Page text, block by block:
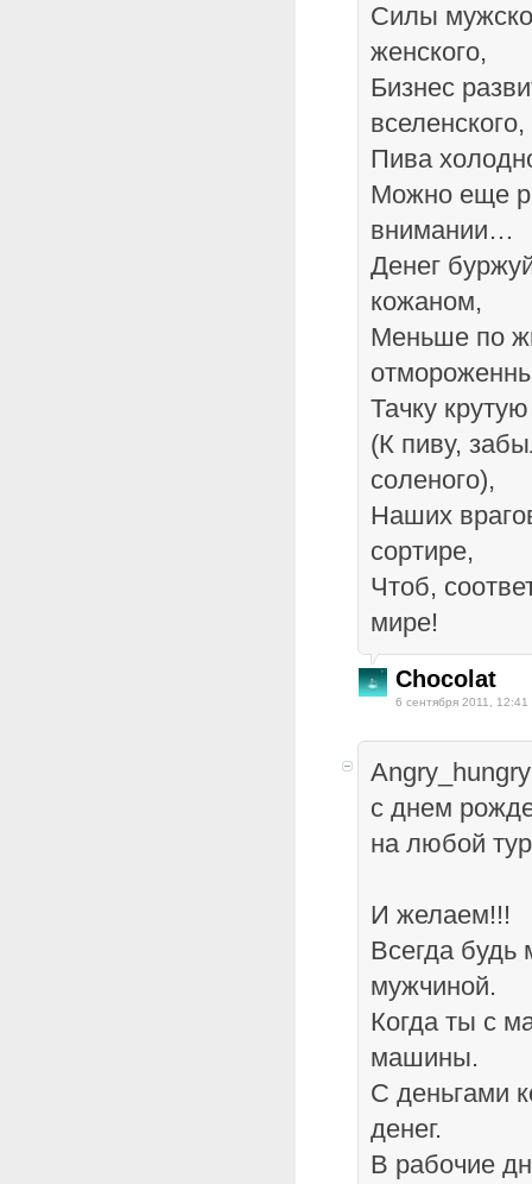
Силы
женского,
Бизнес
вселенского,
Пива
Можно еще
внимании…
Денег
кожаном,
Меньше по
Тачку
(К пиву,
соленого),
Наших
сортире,
Чтоб,
мире!
Chocolat
6 сентября 2011, 12:41
с днем
на любой
И желаем!!!
Всегда будь
мужчиной.
Когда ты с
машины.
С деньгами
денег.
В рабочие